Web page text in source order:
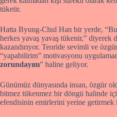
tüketir.
Hatta Byung-Chul Han bir yerde,
herkes yavaş yavaş tükenir,” diyerek
kazandırıyor. Teoride sevimli ve
“yapabilirim” motivasyonu
zorundayım” haline geliyor.
Günümüz dünyasında insan, özgür
bitmez tükenmez bir döngü halinde
efendisinin emirlerini yerine getirmek